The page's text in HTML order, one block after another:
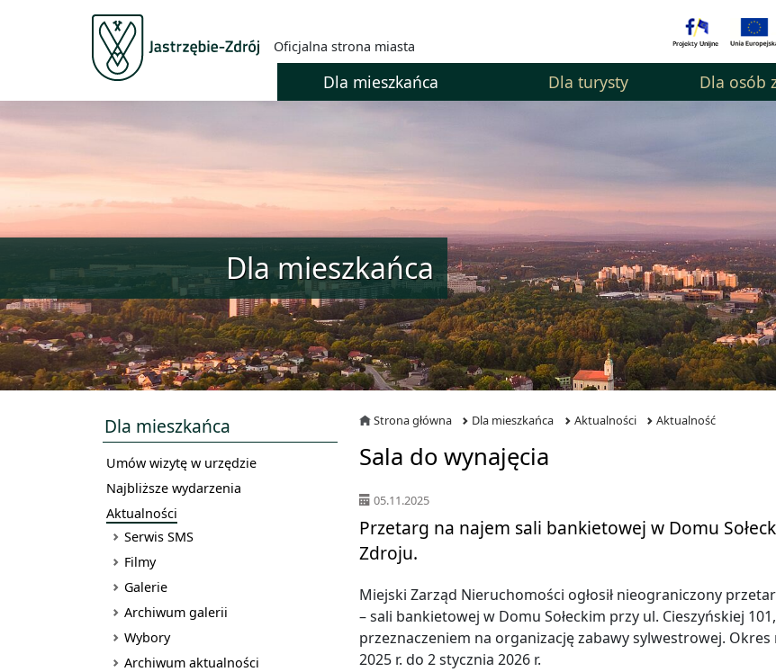
Oficjalna strona miasta
Dla mieszkańca Dla turysty Dla osób
Dla mieszkańca
Dla mieszkańca
Umów wizytę w urzędzie
Najbliższe wydarzenia
Aktualności
Serwis SMS
Filmy
Galerie
Archiwum galerii
Wybory
Archiwum aktualności
Strona główna Dla mieszkańca Aktualności Aktualność
Sala do wynajęcia
05.11.2025
Przetarg na najem sali bankietowej w Domu
Zdroju.
Miejski Zarząd Nieruchomości ogłosił nieograniczony
– sali bankietowej w Domu Sołeckim przy ul. Cieszyńskiej
przeznaczeniem na organizację zabawy sylwestrowej.
2025 r. do 2 stycznia 2026 r.